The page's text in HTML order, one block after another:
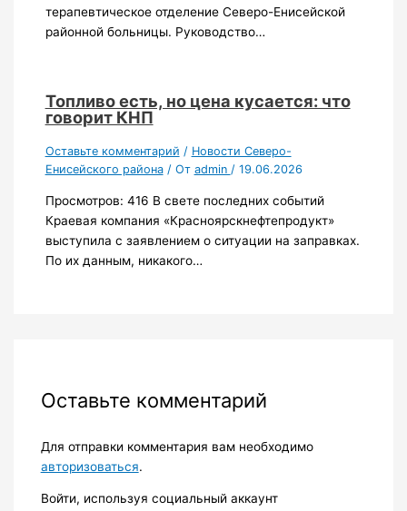
терапевтическое отделение Северо-Енисейской
районной больницы. Руководство…
Топливо есть, но цена кусается: что
говорит КНП
Оставьте комментарий / Новости Северо-
Енисейского района/ От admin / 19.06.2026
Просмотров: 416 В свете последних событий
Краевая компания «Красноярскнефтепродукт»
выступила с заявлением о ситуации на заправках.
По их данным, никакого…
Оставьте комментарий
Для отправки комментария вам необходимо
авторизоваться.
Войти, используя социальный аккаунт